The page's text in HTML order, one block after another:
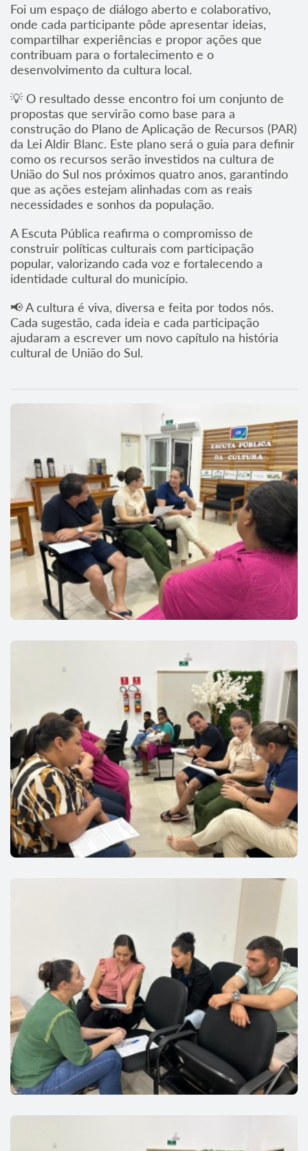
Foi um espaço de diálogo aberto e colaborativo,
onde cada participante pôde apresentar ideias,
compartilhar experiências e propor ações que
contribuam para o fortalecimento e o
desenvolvimento da cultura local.
💡 O resultado desse encontro foi um conjunto de
propostas que servirão como base para a
construção do Plano de Aplicação de Recursos (PAR)
da Lei Aldir Blanc. Este plano será o guia para definir
como os recursos serão investidos na cultura de
União do Sul nos próximos quatro anos, garantindo
que as ações estejam alinhadas com as reais
necessidades e sonhos da população.
A Escuta Pública reafirma o compromisso de
construir políticas culturais com participação
popular, valorizando cada voz e fortalecendo a
identidade cultural do município.
📢 A cultura é viva, diversa e feita por todos nós.
Cada sugestão, cada ideia e cada participação
ajudaram a escrever um novo capítulo na história
cultural de União do Sul.